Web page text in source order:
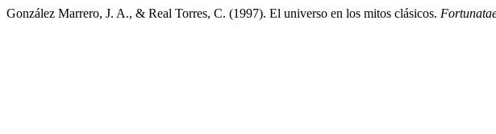
González Marrero, J. A., & Real Torres, C. (1997). El universo en los mitos clásicos.